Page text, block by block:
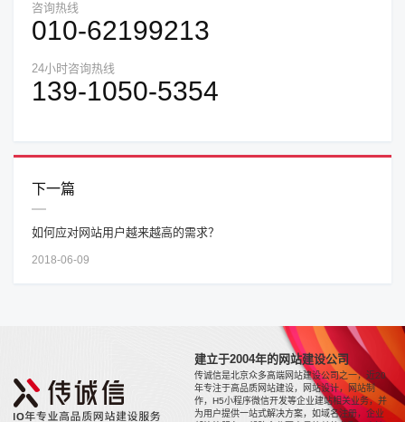
咨询热线
010-62199213
24小时咨询热线
139-1050-5354
下一篇
如何应对网站用户越来越高的需求？
2018-06-09
建立于2004年的网站建设公司
传诚信是北京众多高端网站建设公司之一，近20
年专注于高品质网站建设，网站设计，网站制
作，H5小程序微信开发等企业建站相关业务，并
为用户提供一站式解决方案，如域名注册，企业